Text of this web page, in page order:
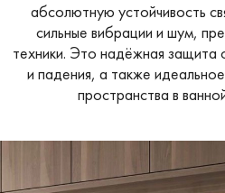
абсолютную устойчивость
сильные вибрации и шум,
техники. Это надёжная защита
и падения, а также
пространства в